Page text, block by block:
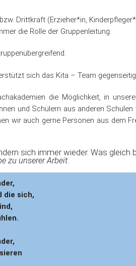
Drittkraft (Erzieher*in,
die Rolle der Gruppenleitung.
sich das Kita – Team
die Möglichkeit, in
und Schülern aus anderen
wir auch gerne Personen aus dem
sich immer wieder. Was gleich
zu unserer Arbeit.
die sich,